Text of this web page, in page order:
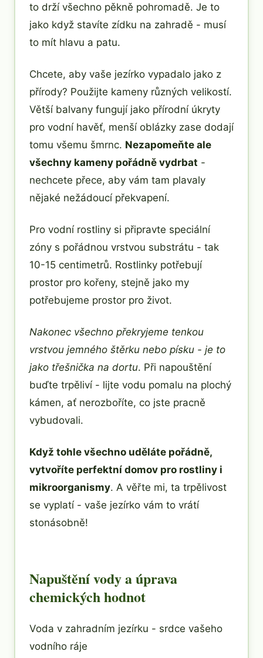
to drží všechno pěkně pohromadě. Je to
jako když stavíte zídku na zahradě - musí
to mít hlavu a patu.
Chcete, aby vaše jezírko vypadalo jako z
přírody? Použijte kameny různých velikostí.
Větší balvany fungují jako přírodní úkryty
pro vodní havěť, menší oblázky zase dodají
tomu všemu šmrnc. Nezapomeňte ale
všechny kameny pořádně vydrbat -
nechcete přece, aby vám tam plavaly
nějaké nežádoucí překvapení.
Pro vodní rostliny si připravte speciální
zóny s pořádnou vrstvou substrátu - tak
10-15 centimetrů. Rostlinky potřebují
prostor pro kořeny, stejně jako my
potřebujeme prostor pro život.
Nakonec všechno překryjeme tenkou
vrstvou jemného štěrku nebo písku - je to
jako třešnička na dortu. Při napouštění
buďte trpěliví - lijte vodu pomalu na plochý
kámen, ať nerozboříte, co jste pracně
vybudovali.
Když tohle všechno uděláte pořádně,
vytvoříte perfektní domov pro rostliny i
mikroorganismy. A věřte mi, ta trpělivost
se vyplatí - vaše jezírko vám to vrátí
stonásobně!
Napuštění vody a úprava
chemických hodnot
Voda v zahradním jezírku - srdce vašeho
vodního ráje